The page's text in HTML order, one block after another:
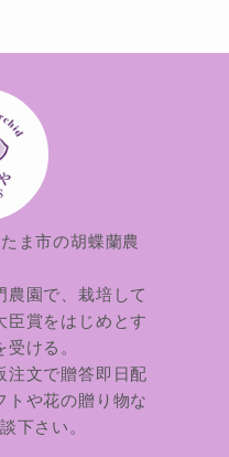
ま市の胡蝶蘭農
農園で、栽培して
臣賞をはじめとす
ける。
注文で贈答即日配
トや花の贈り物な
下さい。